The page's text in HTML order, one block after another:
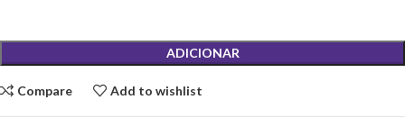
ADICIONAR
Compare Add to wishlist